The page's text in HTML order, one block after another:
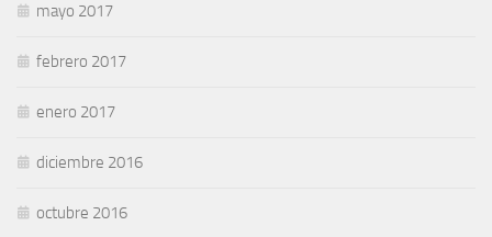
mayo 2017
febrero 2017
enero 2017
diciembre 2016
octubre 2016